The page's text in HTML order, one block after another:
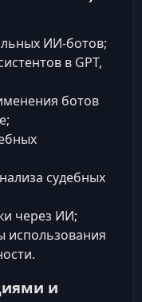
ИИ‑ботов;
в GPT,
ботов
судебных
через ИИ;
использования
и